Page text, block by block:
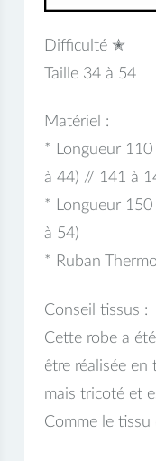
Difficulté ✭
Taille 34 à 54
Matériel :
* Longueur
à 44) // 141 à
* Longueur
à 54)
* Ruban
Conseil tissus :
Cette robe a
être réalisée en
mais tricoté et
Comme le tissu